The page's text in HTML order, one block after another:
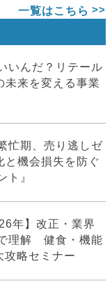
一覧はこちら
いんだ？リテール
未来を変える事業
忙期、売り逃しゼ
と機会損失を防ぐ
ト』
年】改正・業界
理解 健食・機能
攻略セミナー